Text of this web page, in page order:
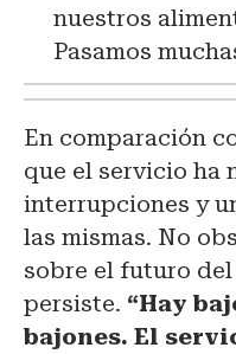
nuestros
Pasamos
En comparación
que el servicio ha
interrupciones y
las mismas. No
sobre el futuro
persiste. “Hay
bajones. El